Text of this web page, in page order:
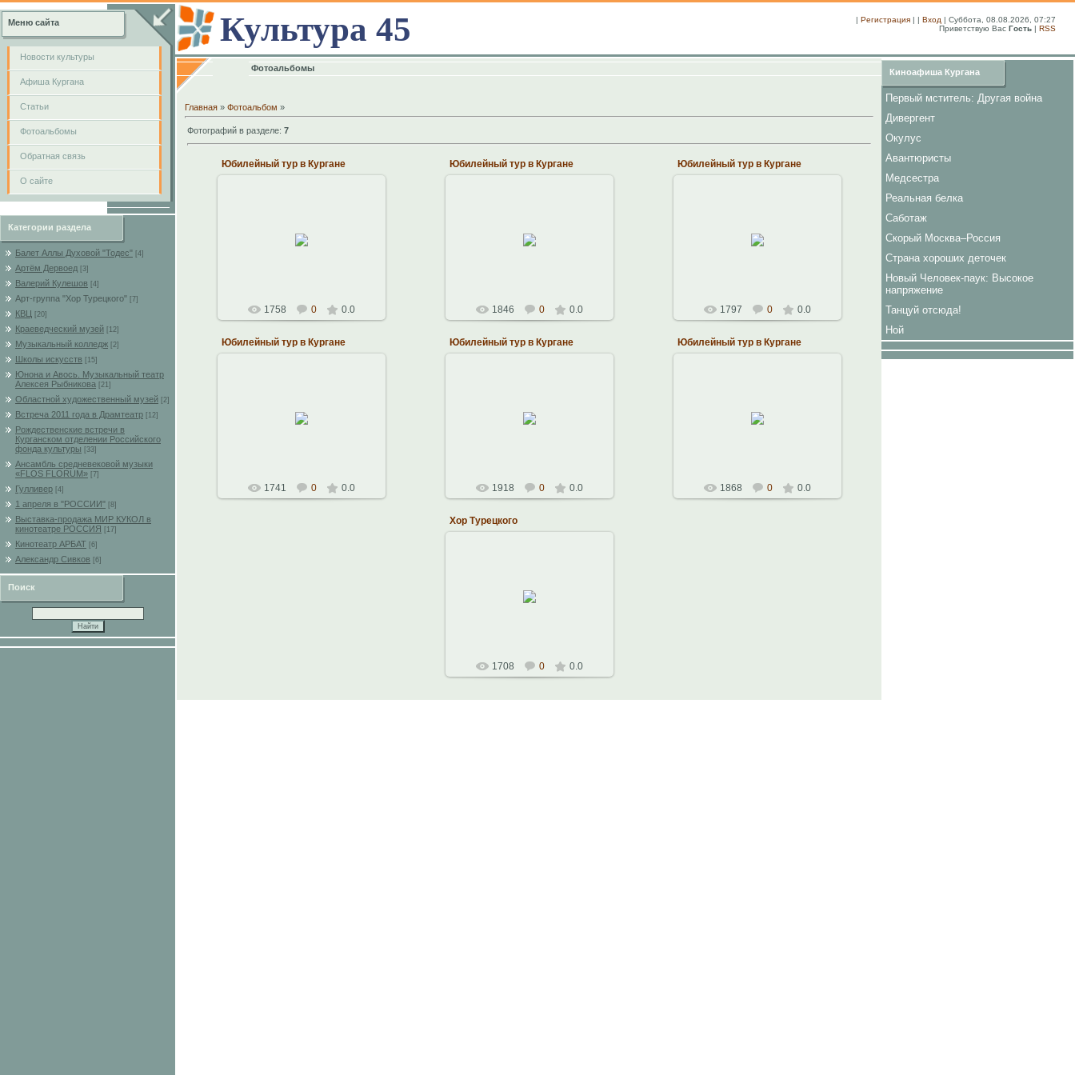
Меню сайта
Новости культуры
Афиша Кургана
Cтатьи
Фотоальбомы
Обратная связь
О сайте
Категории раздела
Балет Аллы Духовой "Тодес" [4]
Артём Дервоед [3]
Валерий Кулешов [4]
Арт-группа "Хор Турецкого" [7]
КВЦ [20]
Краеведческий музей [12]
Музыкальный колледж [2]
Школы искусств [15]
Юнона и Авось. Музыкальный театр
Алексея Рыбникова
[21]
Областной художественный музей [2]
Встреча 2011 года в Драмтеатр [12]
Рождественские встречи в
Курганском отделении Российского
фонда культуры
[33]
Ансамбль средневековой музыки
«FLOS FLORUM» [7]
Гулливер [4]
1 апреля в "РОССИИ" [8]
Выставка-продажа МИР КУКОЛ в
кинотеатре РОССИЯ
[17]
Кинотеатр АРБАТ [6]
Александр Сивков [6]
Поиск
Культура 45 | Регистрация | | Вход | Суббота, 08.08.2026, 07:27
Приветствую Вас Гость | RSS
Фотоальбомы
Главная » Фотоальбом »
Фотографий в разделе: 7
Юбилейный тур в Кургане
1758 0 0.0
Юбилейный тур в Кургане
1846 0 0.0
Юбилейный тур в Кургане
1797 0 0.0
Юбилейный тур в Кургане
1741 0 0.0
Юбилейный тур в Кургане
1918 0 0.0
Юбилейный тур в Кургане
1868 0 0.0
Хор Турецкого
1708 0 0.0
Киноафиша Кургана
Первый мститель: Другая война
Дивергент
Окулус
Авантюристы
Медсестра
Реальная белка
Саботаж
Скорый Москва–Россия
Страна хороших деточек
Новый Человек-паук: Высокое
напряжение
Танцуй отсюда!
Ной